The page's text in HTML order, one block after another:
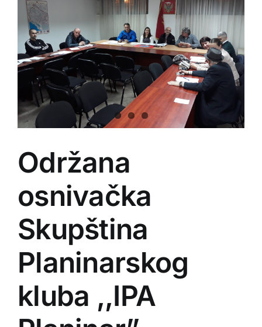
Održana
osnivačka
Skupština
Planinarskog
kluba ,,IPA